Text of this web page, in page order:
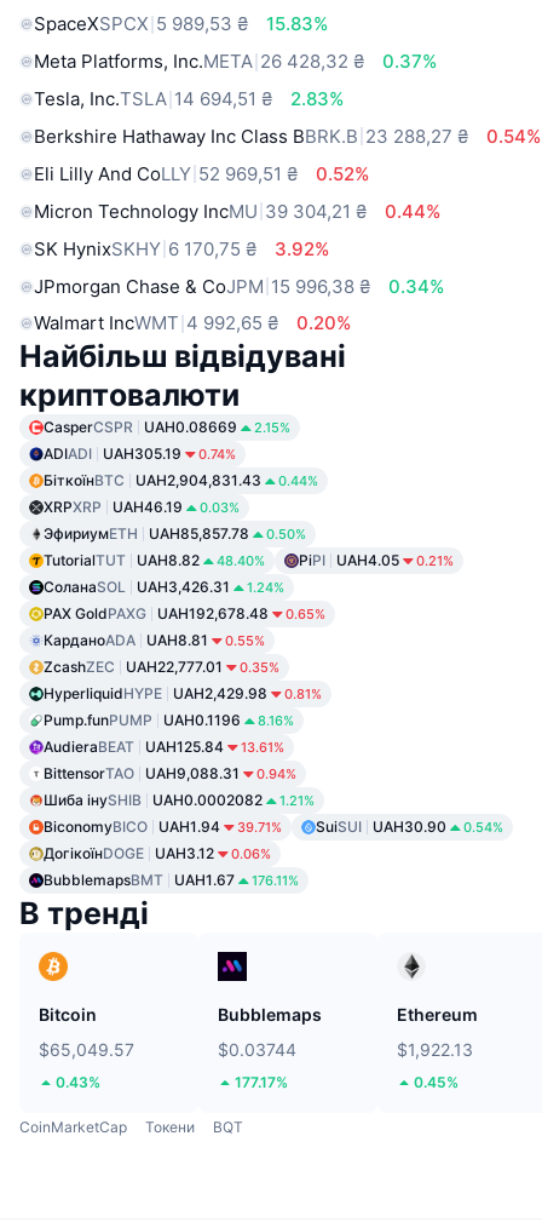
SpaceXSPCX 5 989,53 ₴
15.83%
Meta Platforms, Inc.META 26 428,32 ₴
0.37%
Tesla, Inc.TSLA 14 694,51 ₴
2.83%
Berkshire Hathaway Inc Class BBRK.B 23 288,27 ₴
0.54%
Eli Lilly And CoLLY 52 969,51 ₴
0.52%
Micron Technology IncMU 39 304,21 ₴
0.44%
SK HynixSKHY 6 170,75 ₴
3.92%
JPmorgan Chase & CoJPM 15 996,38 ₴
0.34%
Walmart IncWMT 4 992,65 ₴ 0.20%
Найбільш відвідувані
криптовалюти
CasperCSPR UAH0.08669 2.15%
ADIADI UAH305.19 0.74%
БіткоїнBTC UAH2,904,831.43 0.44%
XRPXRP UAH46.19 0.03%
ЭфириумETH UAH85,857.78 0.50%
TutorialTUT UAH8.82 48.40% PiPI UAH4.05 0.21%
СоланаSOL UAH3,426.31 1.24%
PAX GoldPAXG UAH192,678.48 0.65%
КарданоADA UAH8.81 0.55%
ZcashZEC UAH22,777.01 0.35%
HyperliquidHYPE UAH2,429.98 0.81%
Pump.funPUMP UAH0.1196 8.16%
AudieraBEAT UAH125.84 13.61%
BittensorTAO UAH9,088.31 0.94%
Шиба інуSHIB UAH0.0002082 1.21%
BiconomyBICO UAH1.94 39.71% SuiSUI UAH30.90 0.54%
ДогікоїнDOGE UAH3.12 0.06%
BubblemapsBMT UAH1.67 176.11%
В тренді
Bitcoin
$65,049.57
0.43%
Bubblemaps
$0.03744
177.17%
Ethereum
$1,922.13
0.45%
CoinMarketCap Токени BQT